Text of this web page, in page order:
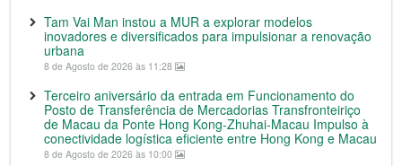
Tam Vai Man instou a MUR a explorar modelos
inovadores e diversificados para impulsionar a renovação
urbana
8 de Agosto de 2026 às 11:28
Terceiro aniversário da entrada em Funcionamento do
Posto de Transferência de Mercadorias Transfronteiriço
de Macau da Ponte Hong Kong-Zhuhai-Macau Impulso à
conectividade logística eficiente entre Hong Kong e Macau
8 de Agosto de 2026 às 10:00